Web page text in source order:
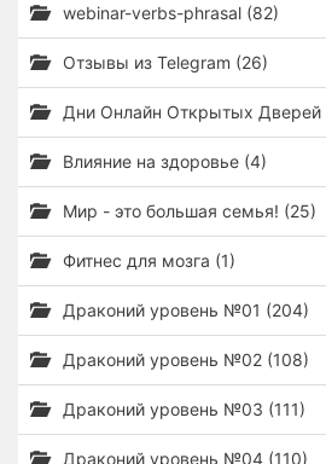
webinar-verbs-phrasal (82)
Отзывы из Telegram (26)
Дни Онлайн Открытых Дверей
Влияние на здоровье (4)
Мир - это большая семья! (25)
Фитнес для мозга (1)
Драконий уровень №01 (204)
Драконий уровень №02 (108)
Драконий уровень №03 (111)
Драконий уровень №04 (110)